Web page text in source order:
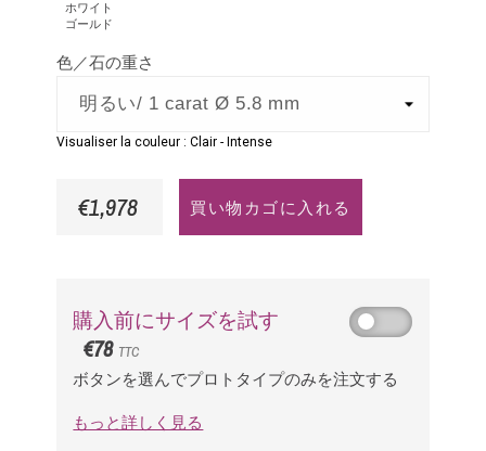
イ
ト
ゴ
ー
ド
ホワイト
ゴールド
ゴ
ー
ド
色／石の重さ
Visualiser la couleur :Clair - Intense
€1,978 買い物カゴに入れる
購入前にサイズを試す
€78 TTC
ボタンを選んでプロトタイプのみを注文する
もっと詳しく見る